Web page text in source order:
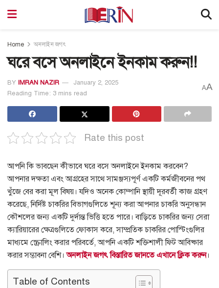
Home অনলাইন জগৎ
ঘরে বসে অনলাইনে ইনকাম করুন!!
BY IMRAN NAZIR
January 2, 2025
Reading Time: 3 mins read
AA
Rate this post
আপনি কি ভাবছেন কীভাবে ঘরে বসে অনলাইনে ইনকাম করবেন?
আপনার দক্ষতা এবং আগ্রহের সাথে সামঞ্জস্যপূর্ণ একটি কর্মজীবনের পথ
খুঁজে বের করা মূল বিষয়। যদিও অনেক কোম্পানি স্থায়ী দূরবর্তী কাজ গ্রহণ
করেছে, নির্দিষ্ট চাকরির বিভাগগুলিতে শূন্য করা আপনার চাকরি অনুসন্ধান
কৌশলের জন্য একটি দুর্দান্ত ভিত্তি হতে পারে। বাড়িতে চাকরির জন্য সেরা
ক্যারিয়ারের ক্ষেত্রগুলিতে ফোকাস করে, সাম্প্রতিক চাকরির পোস্টিংগুলির
মাধ্যমে স্ক্রোলিং করার পরিবর্তে, আপনি একটি শক্তিশালী ফিট আবিষ্কার
করার সম্ভাবনা বেশি।অনলাইন জগৎ বিস্তারিত জানতে এখানে ক্লিক করুন।
Table of Contents